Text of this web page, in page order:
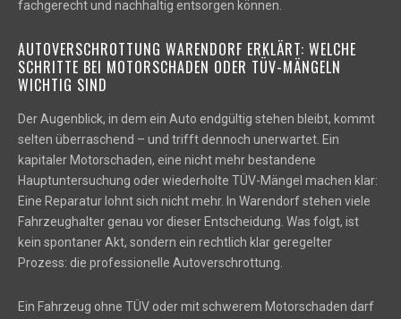
fachgerecht und nachhaltig entsorgen können.
AUTOVERSCHROTTUNG WARENDORF ERKLÄRT: WELCHE
SCHRITTE BEI MOTORSCHADEN ODER TÜV-MÄNGELN
WICHTIG SIND
Der Augenblick, in dem ein Auto endgültig stehen bleibt, kommt
selten überraschend – und trifft dennoch unerwartet. Ein
kapitaler Motorschaden, eine nicht mehr bestandene
Hauptuntersuchung oder wiederholte TÜV-Mängel machen klar:
Eine Reparatur lohnt sich nicht mehr. In Warendorf stehen viele
Fahrzeughalter genau vor dieser Entscheidung. Was folgt, ist
kein spontaner Akt, sondern ein rechtlich klar geregelter
Prozess: die professionelle Autoverschrottung.
Ein Fahrzeug ohne TÜV oder mit schwerem Motorschaden darf